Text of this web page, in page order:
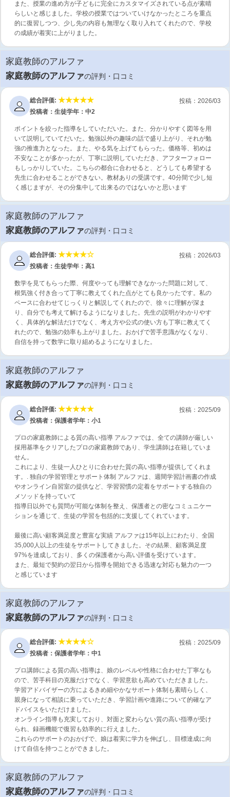
また、授業の進め方が子どもに完全にカスタマイズされている点が素晴
らしいと感じました。学校の授業ではついていけなかったところを重点
的に復習しつつ、少し先の内容も無理なく取り入れてくれたので、学校
の成績が着実に上がりました。
家庭教師のアルファ
家庭教師のアルファの評判・口コミ
投稿：2026/03
総合評価:
投稿者：生徒学年：中2
ポイントを絞った指導をしていただいた。また、分かりやすく図等を用
いて説明していてだいた。勉強以外の趣味の話で盛り上がり、それが勉
強の推進力となった。また、やる気を上げてもらった。価格等、初めは
不安なことが多かったが、丁寧に説明していただき、アフターフォロー
もしっかりしていた。こちらの都合に合わせると、どうしても希望する
先生に合わせることができない。教材ありの受講です。40分間で少し短
く感じますが、その分集中して出来るのではないかと思います
家庭教師のアルファ
家庭教師のアルファの評判・口コミ
投稿：2026/03
総合評価:
投稿者：生徒学年：高1
数学を見てもらった際、何度やっても理解できなかった問題に対して、
根気強く付き合って丁寧に教えてくれた点がとても良かったです。私の
ペースに合わせてじっくりと解説してくれたので、徐々に理解が深ま
り、自分でも考えて解けるようになりました。先生の説明がわかりやす
く、具体的な解法だけでなく、考え方や公式の使い方も丁寧に教えてく
れたので、勉強の効率も上がりました。おかげで苦手意識がなくなり、
自信を持って数学に取り組めるようになりました。
家庭教師のアルファ
家庭教師のアルファの評判・口コミ
投稿：2025/09
総合評価:
投稿者：保護者学年：小1
プロの家庭教師による質の高い指導 アルファでは、全ての講師が厳しい
採用基準をクリアしたプロの家庭教師であり、学生講師は在籍していま
せん。
これにより、生徒一人ひとりに合わせた質の高い指導が提供してくれま
す。. 独自の学習管理とサポート体制 アルファは、週間学習計画書の作成
やオンライン自習室の提供など、学習習慣の定着をサポートする独自の
メソッドを持っていて
指導日以外でも質問が可能な体制を整え、保護者との密なコミュニケー
ションを通じて、生徒の学習を包括的に支援してくれています。
最後に高い顧客満足度と豊富な実績 アルファは15年以上にわたり、全国
35,000人以上の生徒をサポートしてきました。その結果、顧客満足度
97%を達成しており、多くの保護者から高い評価を受けています。
また、最短で契約の翌日から指導を開始できる迅速な対応も魅力の一つ
と感じています
家庭教師のアルファ
家庭教師のアルファの評判・口コミ
投稿：2025/09
総合評価:
投稿者：保護者学年：中1
プロ講師による質の高い指導は、娘のレベルや性格に合わせた丁寧なも
ので、苦手科目の克服だけでなく、学習意欲も高めていただきました。
学習アドバイザーの方によるきめ細やかなサポート体制も素晴らしく、
親身になって相談に乗っていただき、学習計画や進路について的確なア
ドバイスをいただけました。
オンライン指導も充実しており、対面と変わらない質の高い指導が受け
られ、録画機能で復習も効率的に行えました。
これらのサポートのおかげで、娘は着実に学力を伸ばし、目標達成に向
けて自信を持つことができました。
家庭教師のアルファ
家庭教師のアルファの評判・口コミ